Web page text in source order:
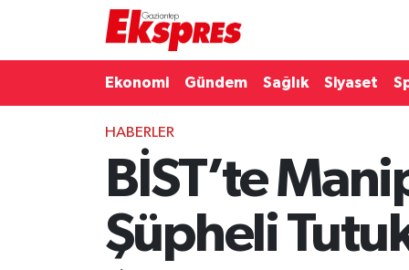
Ekonomi Gündem Sağlık Siyaset
HABERLER
BİST’te
Şüpheli
Gaziantep son dakika
Gündem
Puan Durumu ve Fikstür
Son Dakika Haberleri